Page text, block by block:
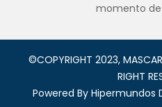
momento
©COPYRIGHT 2023,
RIGHT
Powered By Hipermundos